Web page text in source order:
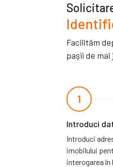
Facilităm
pașii de
1
Introduci
Introduci
imobilului
interogarea în